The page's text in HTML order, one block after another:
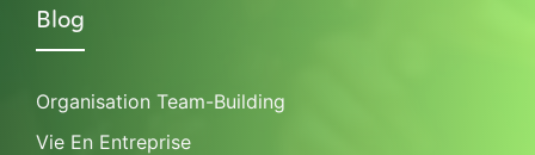
Blog
Organisation Team-Building
Vie En Entreprise